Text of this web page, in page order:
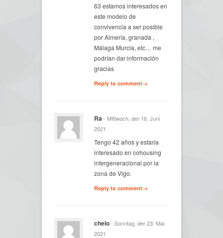
63 estamos interesados en
este modelo de
convivencia a ser posible
por Almería, granada ,
Málaga Murcia, etc… me
podrían dar información
gracias
Reply to comment→
Ra- Mittwoch, der 16. Juni
2021
Tengo 42 años y estaría
interesado en cohousing
intergeneracional por la
zona de Vigo.
Reply to comment→
chelo- Sonntag, der 23. Mai
2021